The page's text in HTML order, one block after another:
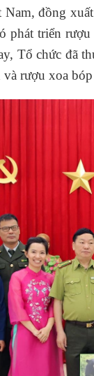
đồng
phát triển
Tổ chức đã
và rượu xoa